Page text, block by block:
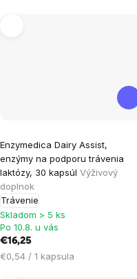
Enzymedica Dairy Assist,
enzýmy na podporu trávenia
laktózy, 30 kapsúl Výživový
doplnok
Trávenie
Skladom > 5 ks
Po 10.8. u vás
€16,25
Jednotková
€0,54 / 1 kapsula